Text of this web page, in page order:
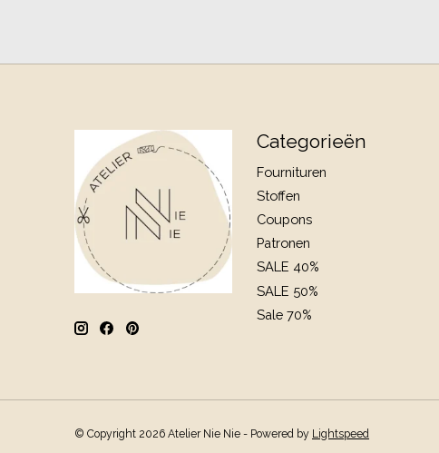
Categorieën
Fournituren
Stoffen
Coupons
Patronen
SALE 40%
SALE 50%
Sale 70%
© Copyright 2026 Atelier Nie Nie - Powered by Lightspeed